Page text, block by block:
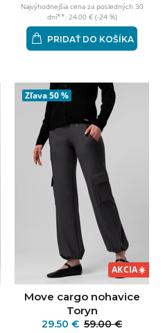
Najvýhodnejšia cena za posledných 30
dní**: 24.00 € (-24 %)
PRIDAŤ DO KOŠÍKA
Zľava50 %
AKCIA☀️
Move cargo nohavice
Toryn
29.50 € 59.00 €